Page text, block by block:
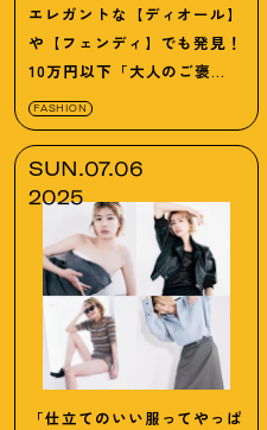
エレガントな【ディオール】
や【フェンディ】でも発見 ！
10万円以下「大人のご褒
美」名品まとめ14選
FASHION
SUN.07.06
2025
「仕立てのいい服ってやっぱ